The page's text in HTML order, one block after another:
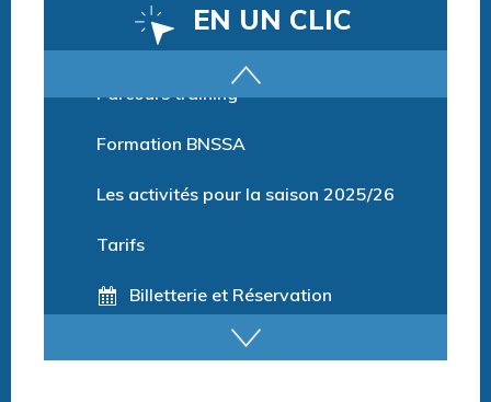
EN UN CLIC
Billetterie et Réservation